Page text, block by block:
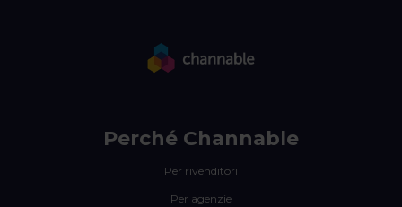
Perché Channable
Per rivenditori
Per agenzie